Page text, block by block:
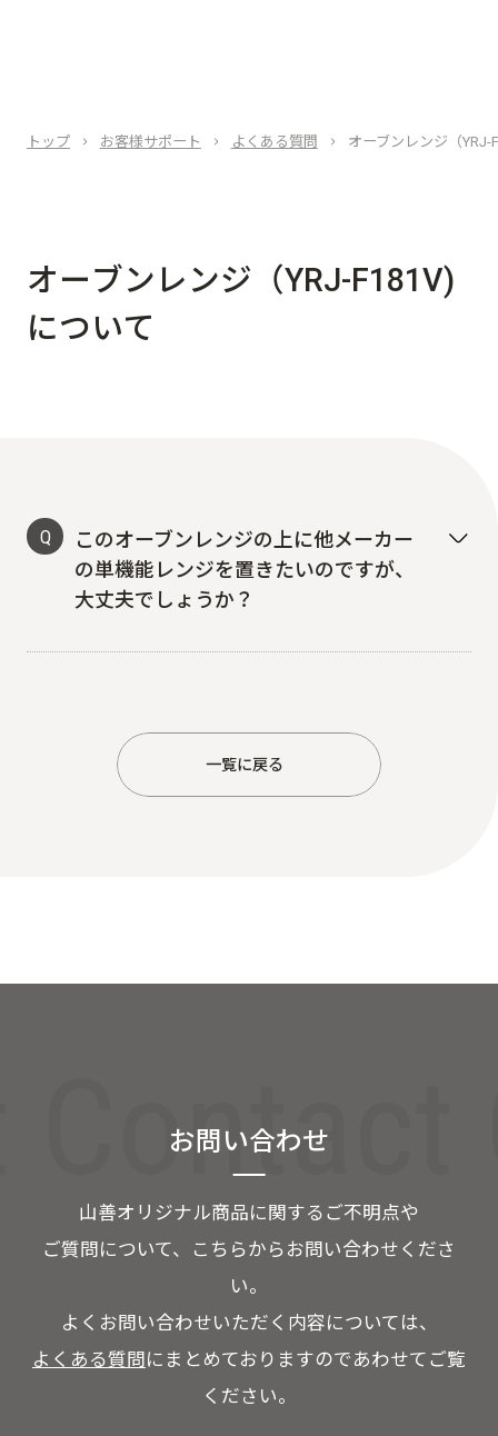
トップ お客様サポート よくある質問 オーブンレンジ（YRJ-
オーブン レ ンジ （YRJ-F181V)
について
Q
このオーブンレンジの上に他メーカー
の単機能レンジを置きたいのですが、
大丈夫でしょうか？
一覧に戻る
お問い合わせ
山善オリジナル商品に関するご不明点や
ご質問について、こちらからお問い合わせくださ
い。
よくお問い合わせいただく内容については、
よくある質問 にまとめておりますのであわせてご覧
ください。